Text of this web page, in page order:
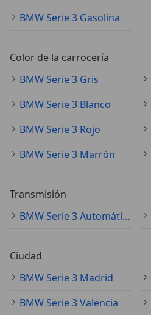
BMW Serie 3 Gasolina
Color de la carrocería
BMW Serie 3 Gris
BMW Serie 3 Blanco
BMW Serie 3 Rojo
BMW Serie 3 Marrón
Transmisión
BMW Serie 3 Automático
Ciudad
BMW Serie 3 Madrid
BMW Serie 3 Valencia